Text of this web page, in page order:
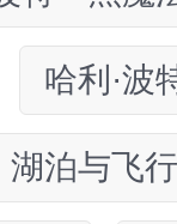
哈利·波
湖泊与飞